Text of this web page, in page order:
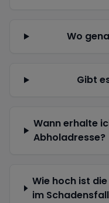
Wo
Gibt
Wann erhalte
Abholadresse?
Wie hoch ist
im